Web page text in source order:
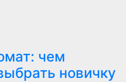
чем
новичку